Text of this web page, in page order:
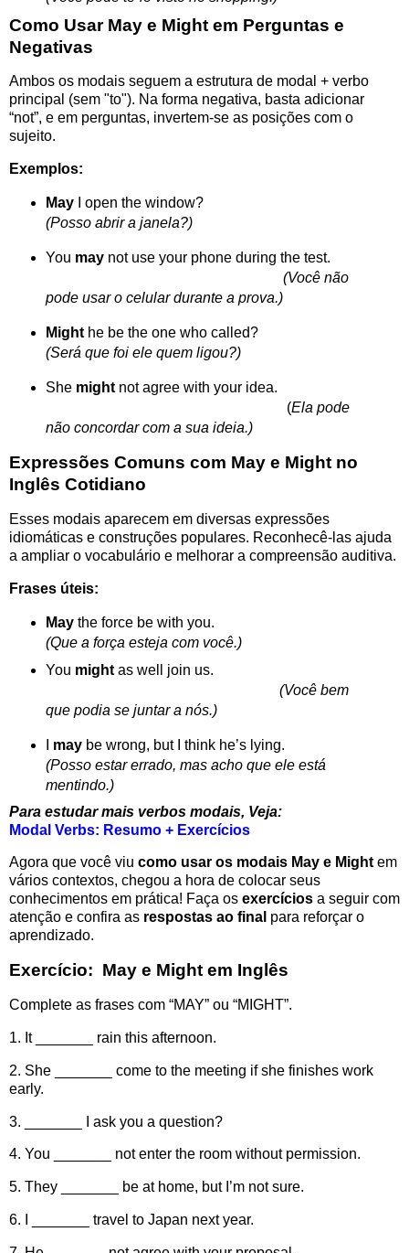
Como Usar May e Might em Perguntas e
Negativas
Ambos os modais seguem a estrutura de modal + verbo
principal (sem "to"). Na forma negativa, basta adicionar
“not”, e em perguntas, invertem-se as posições com o
sujeito.
Exemplos:
MayI open the window?
(Posso abrir a janela?)
You maynot use your phone during the test.
(Você não
pode usar o celular durante a prova.)
Might he be the one who called?
(Será que foi ele quem ligou?)
She might not agree with your idea.
(Ela pode
não concordar com a sua ideia.)
Expressões Comuns com May e Might no
Inglês Cotidiano
Esses modais aparecem em diversas expressões
idiomáticas e construções populares. Reconhecê-las ajuda
a ampliar o vocabulário e melhorar a compreensão auditiva.
Frases úteis:
Maythe force be with you.
(Que a força esteja com você.)
You mightas well join us.
(Você bem
que podia se juntar a nós.)
maybe wrong, but I think he’s lying.
(Posso estar errado, mas acho que ele está
mentindo.)
Para estudar mais verbos modais, Veja:
Modal Verbs: Resumo + Exercícios
Agora que você viu como usar os modais May e Mightem
vários contextos, chegou a hora de colocar seus
conhecimentos em prática! Faça os exercícios a seguir com
atenção e confira as respostas ao final para reforçar o
aprendizado.
Exercício: May e Might em Inglês
Complete as frases com “MAY” ou “MIGHT”.
1. It _______ rain this afternoon.
2. She _______ come to the meeting if she finishes work
early.
3. _______ I ask you a question?
4. You _______ not enter the room without permission.
5. They _______ be at home, but I’m not sure.
6. I _______ travel to Japan next year.